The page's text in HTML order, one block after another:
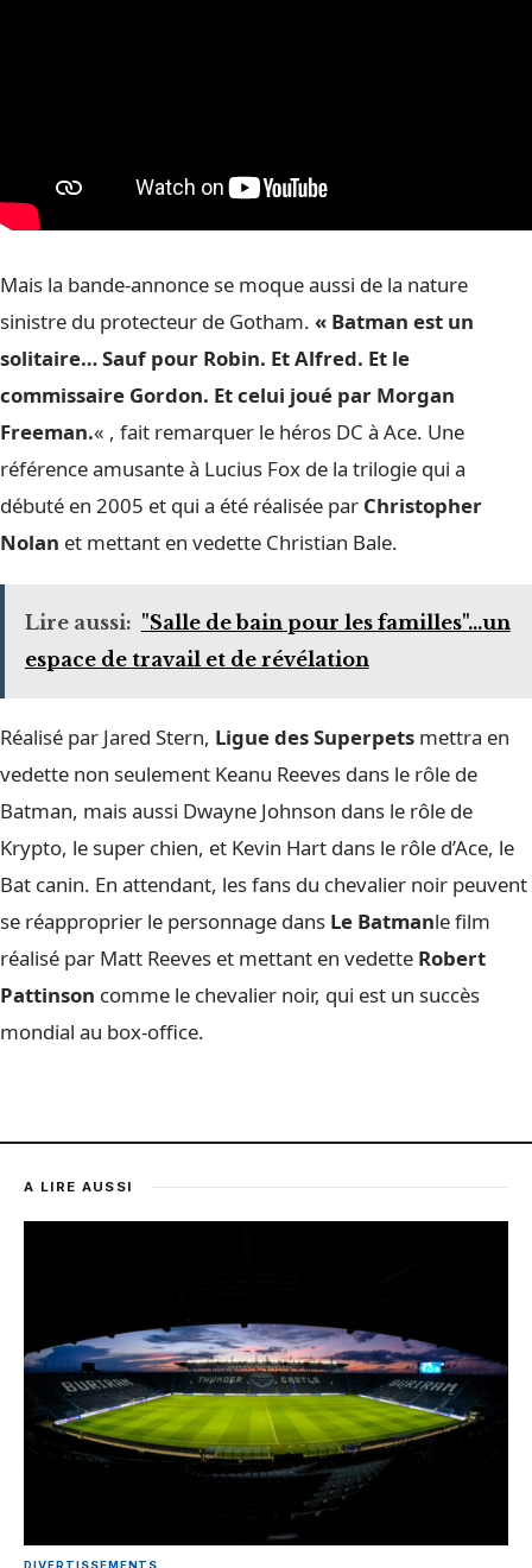
Mais la bande-annonce se moque aussi de la nature
sinistre du protecteur de Gotham. « Batman est un
solitaire… Sauf pour Robin. Et Alfred. Et le
commissaire Gordon. Et celui joué par Morgan
Freeman.« , fait remarquer le héros DC à Ace. Une
référence amusante à Lucius Fox de la trilogie qui a
débuté en 2005 et qui a été réalisée par Christopher
Nolan et mettant en vedette Christian Bale.
Lire aussi: "Salle de bain pour les familles"...un
espace de travail et de révélation
Réalisé par Jared Stern, Ligue des Superpets mettra en
vedette non seulement Keanu Reeves dans le rôle de
Batman, mais aussi Dwayne Johnson dans le rôle de
Krypto, le super chien, et Kevin Hart dans le rôle d’Ace, le
Bat canin. En attendant, les fans du chevalier noir peuvent
se réapproprier le personnage dans Le Batmanle film
réalisé par Matt Reeves et mettant en vedette Robert
Pattinson comme le chevalier noir, qui est un succès
mondial au box-office.
A LIRE AUSSI
DIVERTISSEMENTS